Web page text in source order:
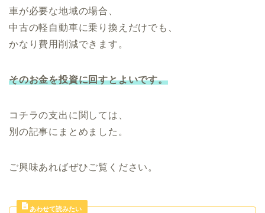
車が必要な地域の場合、
中古の軽自動車に乗り換えだけでも、
かなり費用削減できます。
そのお金を投資に回すとよいです。
コチラの支出に関しては、
別の記事にまとめました。
ご興味あればぜひご覧ください。